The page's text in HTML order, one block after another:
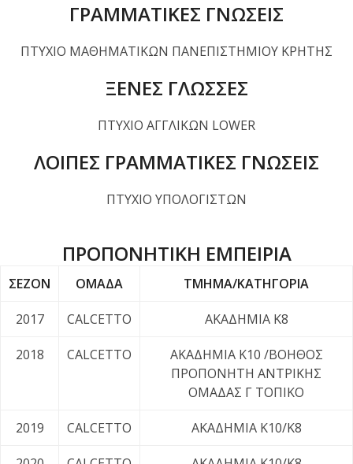
ΓΡΑΜΜΑΤΙΚΕΣ ΓΝΩΣΕΙΣ
ΠΤΥΧΙΟ ΜΑΘΗΜΑΤΙΚΩΝ ΠΑΝΕΠΙΣΤΗΜΙΟΥ ΚΡΗΤΗΣ
ΞΕΝΕΣ ΓΛΩΣΣΕΣ
ΠΤΥΧΙΟ ΑΓΓΛΙΚΩΝ LOWER
ΛΟΙΠΕΣ ΓΡΑΜΜΑΤΙΚΕΣ ΓΝΩΣΕΙΣ
ΠΤΥΧΙΟ ΥΠΟΛΟΓΙΣΤΩΝ
ΠΡΟΠΟΝΗΤΙΚΗ ΕΜΠΕΙΡΙΑ
ΣΕΖΟΝ ΟΜΑΔΑ ΤΜΗΜΑ/ΚΑΤΗΓΟΡΙΑ
2017 CALCETTO ΑΚΑΔΗΜΙΑ Κ8
2018 CALCETTO
ΑΚΑΔΗΜΙΑ Κ10 /ΒΟΗΘΟΣ
ΠΡΟΠΟΝΗΤΗ ΑΝΤΡΙΚΗΣ
ΟΜΑΔΑΣ Γ ΤΟΠΙΚΟ
2019 CALCETTO ΑΚΑΔΗΜΙΑ Κ10/Κ8